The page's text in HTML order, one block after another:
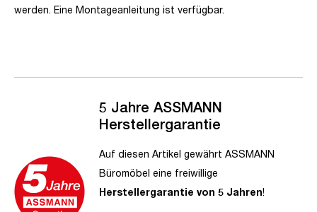
werden. Eine Montageanleitung ist verfügbar.
5 Jahre ASSMANN
Herstellergarantie
Auf diesen Artikel gewährt ASSMANN
Büromöbel eine freiwillige
Herstellergarantie von 5 Jahren!